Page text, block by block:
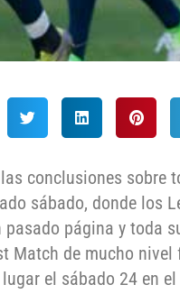
conclusiones sobre
sábado, donde los
página y toda
Match de mucho
el sábado 24 en